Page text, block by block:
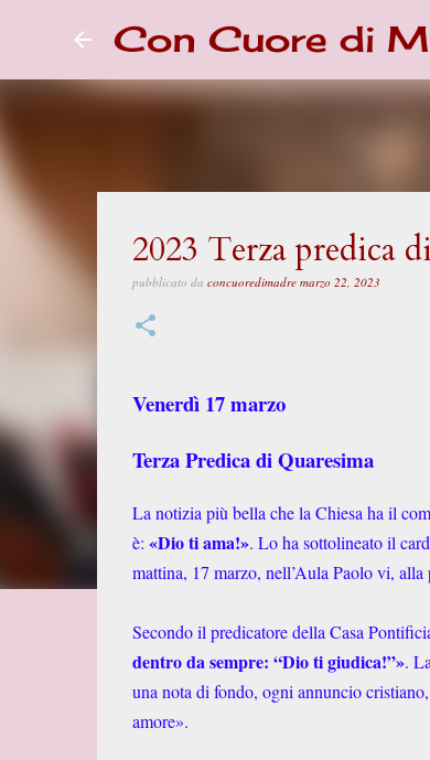
Con Cuore di
2023 Terza predica
pubblicato da concuoredimadre marzo 22, 2023
Venerdì 17 marzo
Terza Predica di Quaresima
La notizia più bella che la Chiesa ha il
è: «Dio ti ama!». Lo ha sottolineato il
mattina, 17 marzo, nell’Aula Paolo vi, alla
Secondo il predicatore della Casa
dentro da sempre: “Dio ti giudica!”».
una nota di fondo, ogni annuncio
amore».